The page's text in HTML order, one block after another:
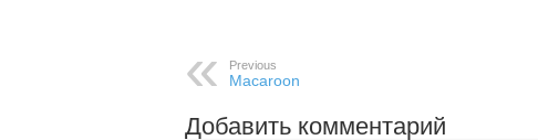
Previous
Macaroon
Добавить комментарий